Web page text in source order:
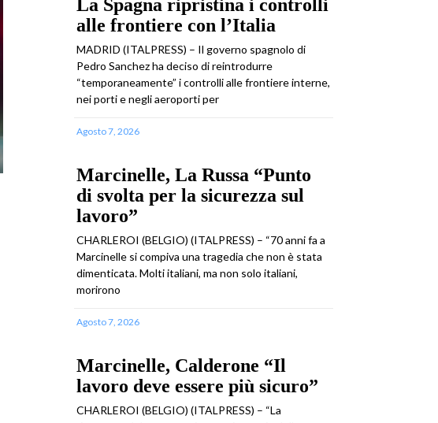
La Spagna ripristina i controlli
alle frontiere con l’Italia
MADRID (ITALPRESS) – Il governo spagnolo di
Pedro Sanchez ha deciso di reintrodurre
“temporaneamente” i controlli alle frontiere interne,
nei porti e negli aeroporti per
Agosto 7, 2026
Marcinelle, La Russa “Punto
di svolta per la sicurezza sul
lavoro”
CHARLEROI (BELGIO) (ITALPRESS) – “70 anni fa a
Marcinelle si compiva una tragedia che non è stata
dimenticata. Molti italiani, ma non solo italiani,
morirono
Agosto 7, 2026
Marcinelle, Calderone “Il
lavoro deve essere più sicuro”
CHARLEROI (BELGIO) (ITALPRESS) – “La